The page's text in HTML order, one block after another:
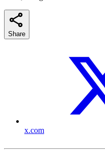
Share
x.com